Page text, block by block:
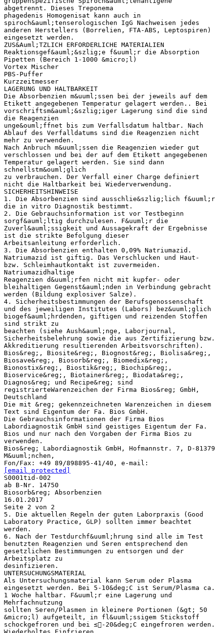
abgetrennt. Dieses Treponema
phagedenis Homogenisat kann auch in
spiroch&auml;tenserologischen IgG Nachweisen jedes
anderen Herstellers (Borrelien, FTA-ABS, Leptospiren)
eingesetzt werden.
ZUS&Auml;TZLICH ERFORDERLICHE MATERIALIEN
Reaktionsgef&auml;&szlig;e f&uuml;r die Absorption
Pipetten (Bereich 1-1000 &micro;l)
Vortex Mischer
PBS-Puffer
Kurzzeitmesser
LAGERUNG UND HALTBARKEIT
Die Absorbenzien m&uuml;ssen bei der jeweils auf dem
Etikett angegebenen Temperatur gelagert werden.. Bei
vorschriftsm&auml;&szlig;iger Lagerung sind die sind
die Reagenzien
unge&ouml;ffnet bis zum Verfallsdatum haltbar. Nach
Ablauf des Verfalldatums sind die Reagenzien nicht
mehr zu verwenden.
Nach Anbruch m&uuml;ssen die Reagenzien wieder gut
verschlossen und bei der auf dem Etikett angegebenen
Temperatur gelagert werden. Sie sind dann
schnellstm&ouml;glich
zu verbrauchen. Der Verfall einer Charge definiert
nicht die Haltbarkeit bei Wiederverwendung.
SICHERHEITSHINWEISE
1. Die Absorbenzien sind ausschlie&szlig;lich f&uuml;r
die in vitro Diagnostik bestimmt.
2. Die Gebrauchsinformation ist vor Testbeginn
sorgf&auml;ltig durchzulesen. F&uuml;r die
Zuverl&auml;ssigkeit und Aussagekraft der Ergebnisse
ist die strikte Befolgung dieser
Arbeitsanleitung erforderlich.
3. Die Absorbenzien enthalten 0,09% Natriumazid.
Natriumazid ist giftig. Das Verschlucken und Haut-
bzw. Schleimhautkontakt ist zuvermeiden.
Natriumazidhaltige
Reagenzien d&uuml;rfen nicht mit kupfer- oder
bleihaltigen Gegenst&auml;nden in Verbindung gebracht
werden (Bildung explosiver Salze).
4. Sicherheitsbestimmungen der Berufsgenossenschaft
und des jeweiligen Institutes (Labors) bez&uuml;glich
biogef&auml;hrdenden, giftigen und reizenden Stoffen
sind strikt zu
beachten (siehe Aush&auml;nge, Laborjournal,
Sicherheitsbelehrung sowie die aus Zertifizierung bzw.
Akkreditierung resultierenden Arbeitsvorschriften).
Bios&reg;, Biosite&reg;, Biognost&reg;, Biolisa&reg;,
Biosave&reg;, Biosorb&reg;, Biomedix&reg;,
Bionostix&reg;, Biostik&reg;, Biochip&reg;,
Bioservice&reg;, Biotainer&reg;, Biodata&reg;,
Diagnos&reg; und Recipe&reg; sind
registrierteWarenzeichen der Firma Bios&reg; GmbH,
Deutschland
Die mit &reg; gekennzeichneten Warenzeichen in diesem
Text sind Eigentum der Fa. Bios GmbH.
Die Gebrauchsinformationen der Firma Bios
Labordiagnostik GmbH sind geistiges Eigentum der Fa.
Bios und nur nach den Vorgaben der Firma Bios zu
verwenden.
Bios&reg; Labordiagnostik GmbH, Hofmannstr. 7, D-81379
M&uuml;nchen,
Fon/Fax: +49 89/898895-41/40, e-mail:
[email protected]
S0001tid-002
ab B-Nr. 14750
Biosorb&reg; Absorbenzien
16.01.2017
Seite 2 von 2
5. Die aktuellen Regeln der guten Laborpraxis (Good
Laboratory Practice, GLP) sollten immer beachtet
werden.
6. Nach der Testdurchf&uuml;hrung sind alle im Test
benutzten Reagenzien und Seren entsprechend den
gesetzlichen Bestimmungen zu entsorgen und der
Arbeitsplatz zu
desinfizieren.
UNTERSUCHUNGSMATERIAL
Als Untersuchungsmaterial kann Serum oder Plasma
eingesetzt werden. Bei 5-10&deg;C ist Serum/Plasma ca.
1 Woche haltbar. F&uuml;r eine Lagerung und
Mehrfachnutzung
sollten Seren/Plasmen in kleinere Portionen (&gt; 50
&micro;l) aufgeteilt, in fl&uuml;ssigem Stickstoff
schockgefroren und bei ≤-20&deg;C eingefroren werden.